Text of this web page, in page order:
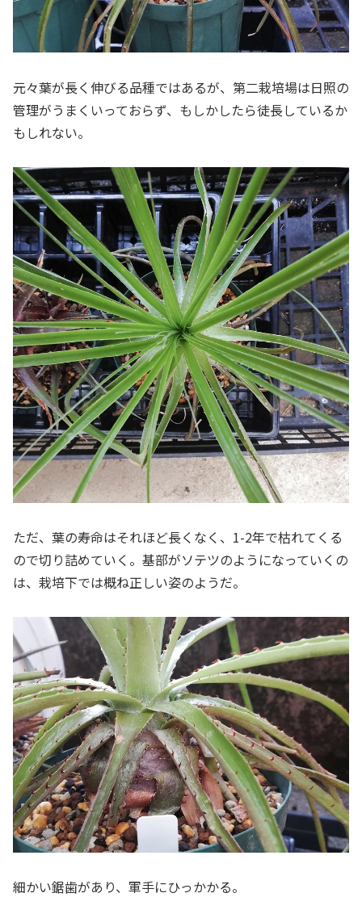
元々葉が長く伸びる品種ではあるが、第二栽培場は日照の
管理がうまくいっておらず、もしかしたら徒長しているか
もしれない。
ただ、葉の寿命はそれほど長くなく、1-2年で枯れてくる
ので切り詰めていく。基部がソテツのようになっていくの
は、栽培下では概ね正しい姿のようだ。
細かい鋸歯があり、軍手にひっかかる。